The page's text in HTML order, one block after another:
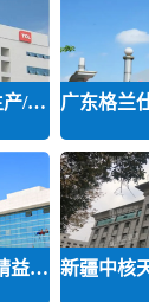
广东TCL多媒体_精益生产/精益品质/
长沙威胜集团有限公司精益运营